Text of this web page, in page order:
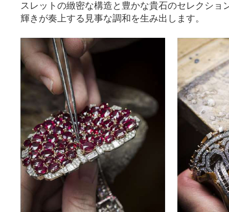
スレットの緻密な構造と豊かな貴石のセレクショ
輝きが奏上する見事な調和を生み出します。